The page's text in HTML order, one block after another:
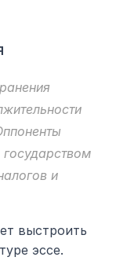
и
выстроить
эссе.